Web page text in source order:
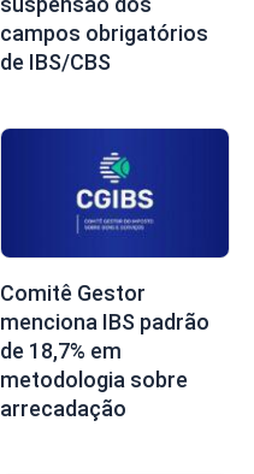
campos obrigatórios
de IBS/CBS
Comitê Gestor
menciona IBS padrão
de 18,7% em
metodologia sobre
arrecadação